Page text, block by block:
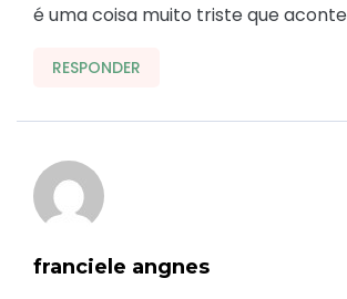
é uma coisa muito triste que
RESPONDER
franciele angnes